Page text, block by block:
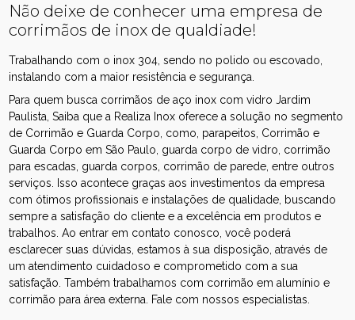
Não deixe de conhecer uma empresa de
corrimãos de inox de qualdiade!
Trabalhando com o inox 304, sendo no polido ou escovado,
instalando com a maior resistência e segurança.
Para quem busca corrimãos de aço inox com vidro Jardim
Paulista, Saiba que a Realiza Inox oferece a solução no segmento
de Corrimão e Guarda Corpo, como, parapeitos, Corrimão e
Guarda Corpo em São Paulo, guarda corpo de vidro, corrimão
para escadas, guarda corpos, corrimão de parede, entre outros
serviços. Isso acontece graças aos investimentos da empresa
com ótimos profissionais e instalações de qualidade, buscando
sempre a satisfação do cliente e a excelência em produtos e
trabalhos. Ao entrar em contato conosco, você poderá
esclarecer suas dúvidas, estamos à sua disposição, através de
um atendimento cuidadoso e comprometido com a sua
satisfação. Também trabalhamos com corrimão em alumínio e
corrimão para área externa. Fale com nossos especialistas.